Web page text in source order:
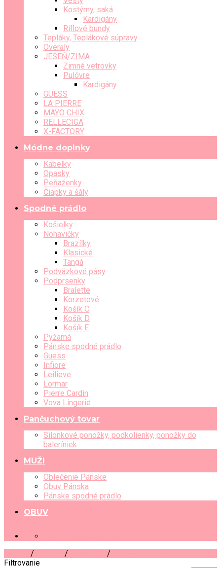
Kostýmy, saká
Kardigány
Riflové bundy
Tepláky, Teplákové súpravy
Overaly
JESEŇ/ZIMA
Zimné vetrovky
Pulóvre
Kardigány
GUESS
LA PIERRE
MAYO CHIX
RELLECIGA
X-FACTORY
Módne doplnky
Kabelky
Opasky
Peňaženky
Čiapky a šály
Spodné prádlo
Košielky
Nohavičky
Brazílky
Klasické
Tangá
Podväzkové pásy
Podprsenky
Bralette
Korzetové
Košík C
Košík D
Košík E
Pyžamá
Pánske spodné prádlo
Guess
Infiore
Leilieve
Lormar
Pierre Cardin
Vova Lingerie
Pančuchový tovar
Silonkové ponožky, podkolienky, ponožky do
baleríniek
MUŽI
Oblečenie Pánske
Obuv Pánska
Pánske spodné prádlo
OBUV
/ / /
Filtrovanie